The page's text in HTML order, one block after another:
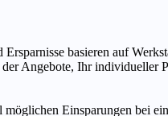
Ersparnisse basieren auf
Angebote, Ihr
Einsparungen bei